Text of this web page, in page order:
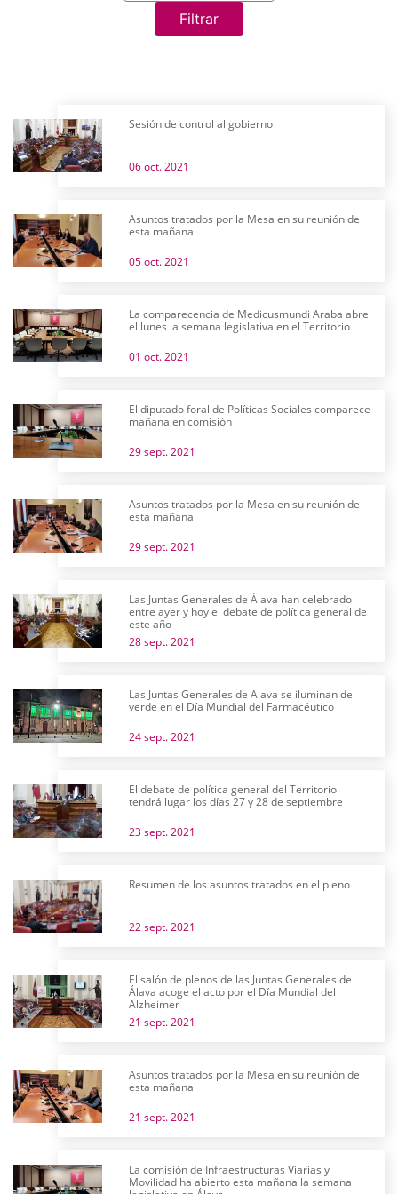
Filtrar
Sesión de control al gobierno
06 oct. 2021
Asuntos tratados por la Mesa en su reunión de
esta mañana
05 oct. 2021
La comparecencia de Medicusmundi Araba abre
el lunes la semana legislativa en el Territorio
01 oct. 2021
El diputado foral de Políticas Sociales comparece
mañana en comisión
29 sept. 2021
Asuntos tratados por la Mesa en su reunión de
esta mañana
29 sept. 2021
Las Juntas Generales de Álava han celebrado
entre ayer y hoy el debate de política general de
este año
28 sept. 2021
Las Juntas Generales de Álava se iluminan de
verde en el Día Mundial del Farmacéutico
24 sept. 2021
El debate de política general del Territorio
tendrá lugar los días 27 y 28 de septiembre
23 sept. 2021
Resumen de los asuntos tratados en el pleno
22 sept. 2021
El salón de plenos de las Juntas Generales de
Álava acoge el acto por el Día Mundial del
Alzheimer
21 sept. 2021
Asuntos tratados por la Mesa en su reunión de
esta mañana
21 sept. 2021
La comisión de Infraestructuras Viarias y
Movilidad ha abierto esta mañana la semana